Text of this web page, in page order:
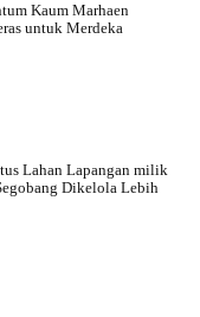
Kaum Marhaen
untuk Merdeka
Lahan Lapangan milik
Dikelola Lebih